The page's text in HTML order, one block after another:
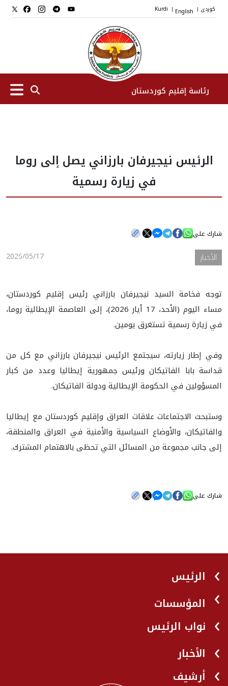
کوردی |
English
|
Kurdi
رئاسة إقليم كوردستان
نواب الرئيس
طاقم الرئاسة
المؤسسات
الأخبار
المعرض
الرئيس نيجيرفان بارزاني يصل إلى روما
في زيارة رسمية
شارك على
2026/05/17 الأخبار
توجه فخامة السيد نيجيرفان بارزاني رئيس إقليم كوردستان،
مساء اليوم (الأحد، 17 أيار 2026)، إلى العاصمة الإيطالية روما،
في زيارة رسمية تستغرق يومين.
وفي إطار زيارته، سيجتمع الرئيس نيجيرفان بارزاني مع كل من
قداسة بابا الفاتيكان ورئيس جمهورية إيطاليا وعدد من كبار
المسؤولين في الحكومة الإيطالية ودولة الفاتيكان.
وستبحث الاجتماعات علاقات العراق وإقليم كوردستان مع إيطاليا
والفاتيكان، والأوضاع السياسية والأمنية في العراق والمنطقة،
إلى جانب مجموعة من المسائل التي تحظى بالاهتمام المشترك.
شارك على
الرئيس
المؤسسات
نواب الرئيس
الأخبار
أرشيف